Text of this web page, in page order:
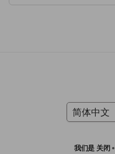
我们是 关闭 •